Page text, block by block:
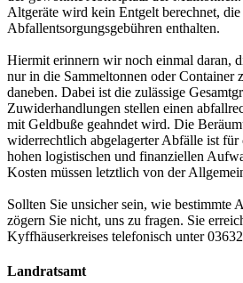
Altgeräte wird kein Entgelt berechnet,
Abfallentsorgungsgebühren enthalten.
Hiermit erinnern wir noch einmal daran,
nur in die Sammeltonnen oder Container
daneben. Dabei ist die zulässige
Zuwiderhandlungen stellen einen
mit Geldbuße geahndet wird. Die
widerrechtlich abgelagerter Abfälle ist
hohen logistischen und finanziellen
Kosten müssen letztlich von der
Sollten Sie unsicher sein, wie bestimmte
zögern Sie nicht, uns zu fragen. Sie
Kyffhäuserkreises telefonisch unter
Landratsamt